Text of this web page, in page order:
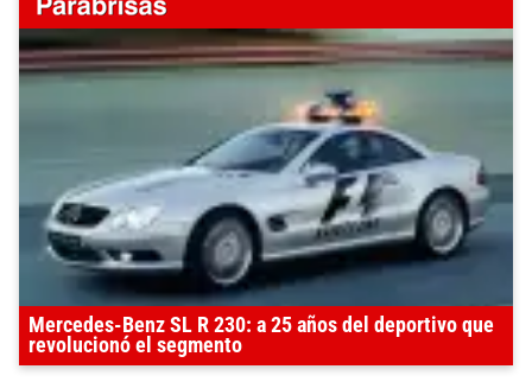
Mercedes-Benz SL R 230: a 25 años del deportivo que
revolucionó el segmento